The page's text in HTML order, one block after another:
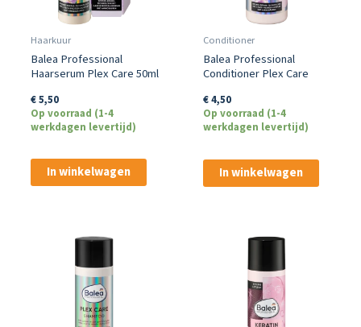
Haarkuur
Balea Professional
Haarserum Plex Care 50ml
€5,50
Op voorraad (1-4
werkdagen levertijd)
In winkelwagen
Conditioner
Balea Professional
Conditioner Plex Care
€4,50
Op voorraad (1-4
werkdagen levertijd)
In winkelwagen